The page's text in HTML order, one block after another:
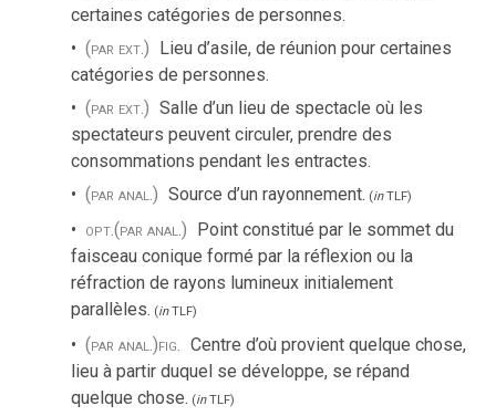
certaines catégories de personnes.
(par ext.) Lieu d’asile, de réunion pour certaines
catégories de personnes.
(par ext.) Salle d’un lieu de spectacle où les
spectateurs peuvent circuler, prendre des
consommations pendant les entractes.
(par anal.) Source d’un rayonnement. (inTLF)
opt.(par anal.) Point constitué par le sommet du
faisceau conique formé par la réflexion ou la
réfraction de rayons lumineux initialement
parallèles. (inTLF)
(par anal.)fig. Centre d’où provient quelque chose,
lieu à partir duquel se développe, se répand
quelque chose. (inTLF)